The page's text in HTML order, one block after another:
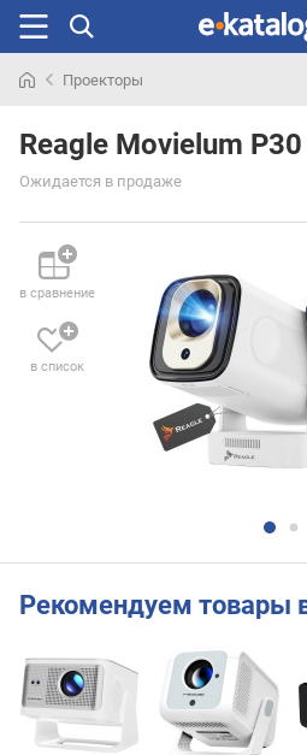
раньше
Проекторы
Reagle Movielum P30
Ожидается в продаже
в сравнение
в список
Рекомендуем товары